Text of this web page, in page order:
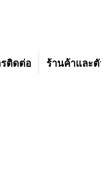
ติดต่อ ร้านค้าและ